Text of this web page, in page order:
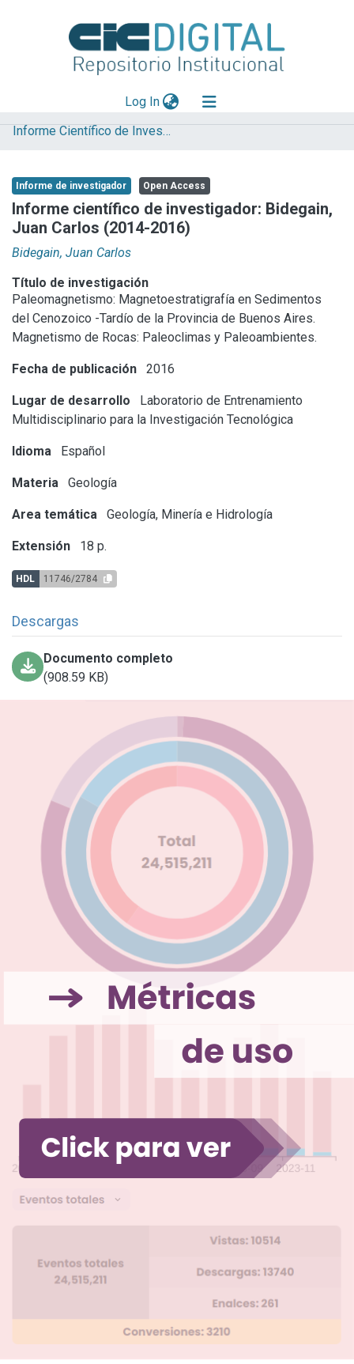
Log In(current)
Explorar
Aportar material
Statistics
Informe Científico de Investigador
Informe de investigador Open Access
Informe científico de investigador: Bidegain,
Juan Carlos (2014-2016)
Bidegain, Juan Carlos
Título de investigación
Paleomagnetismo: Magnetoestratigrafía en Sedimentos
del Cenozoico -Tardío de la Provincia de Buenos Aires.
Magnetismo de Rocas: Paleoclimas y Paleoambientes.
Fecha de publicación 2016
Lugar de desarrollo
Laboratorio de Entrenamiento
Multidisciplinario para la Investigación Tecnológica
Idioma Español
Materia Geología
Area temática Geología, Minería e Hidrología
Extensión 18 p.
HDL 11746/2784
Descargas
Documento completo
(908.59 KB)